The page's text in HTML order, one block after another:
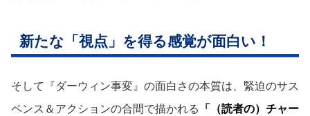
新たな「視点」を得る感覚が面白い！
そして『ダーウィン事変』の面白さの本質は、緊迫のサス
ペンス＆アクションの合間で描かれる
「（読者の）チャー